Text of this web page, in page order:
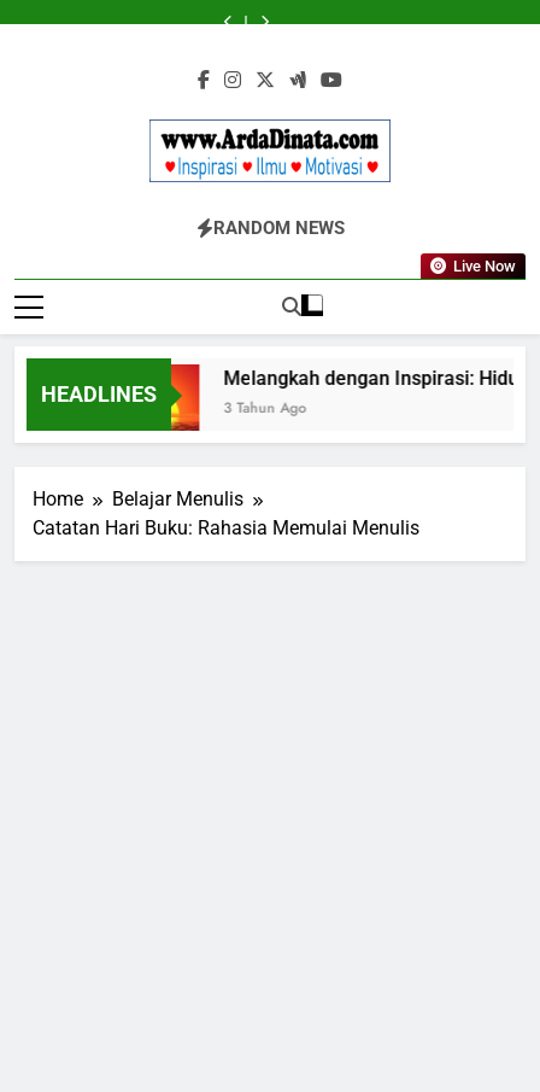
Cermin
Ungkapan
Wajib
untuk
Komunikasi
Kekinian
di
English
LABKESMAS
BERDAYA
Panggung
Cermin
Ungkapan
Wajib
untuk
Komunikasi
Kekinian
di
English
LABKESMAS
BERDAYA
Inspirasi, Ilmu, Dan Motivasi
RANDOM NEWS
Live Now
HEADLINES
Melangkah dengan Inspirasi: Hidup
3 Tahun Ago
Home
Belajar Menulis
Catatan Hari Buku: Rahasia Memulai Menulis